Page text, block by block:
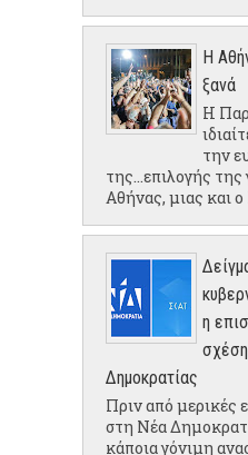
Η
ξανά
Η
την
της...επιλογής
Αθήνας, μιας και
η
Δημοκρατίας
Πριν από μερικές
στη Νέα
κάποια γόνιμη